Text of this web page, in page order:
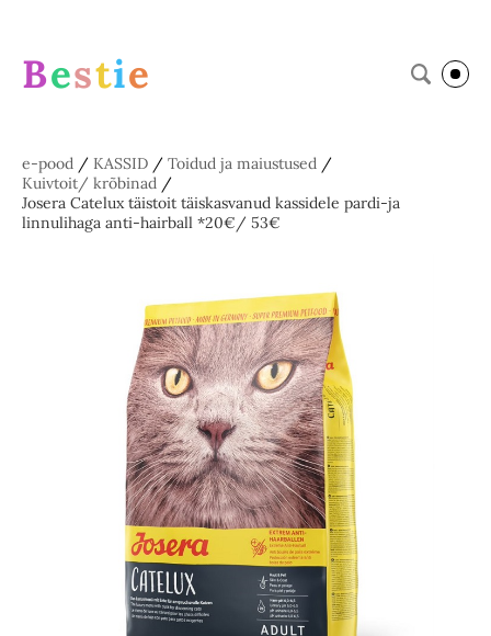
Bestie
e-pood / KASSID / Toidud ja maiustused /
Kuivtoit/ krõbinad /
Josera Catelux täistoit täiskasvanud kassidele pardi-ja
linnulihaga anti-hairball *20€/ 53€